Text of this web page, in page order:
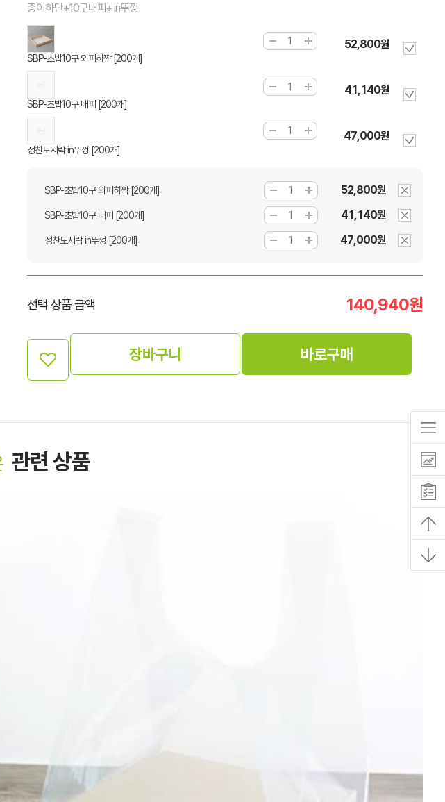
종이하단+10구내피+ in뚜껑
SBP-초밥10구 외피하짝 [200개]
52,800원
SBP-초밥10구 내피 [200개]
41,140원
정찬도시락 in뚜껑 [200개]
47,000원
SBP-초밥10구 외피하짝 [200개] 52,800원
SBP-초밥10구 내피 [200개] 41,140원
정찬도시락 in뚜껑 [200개] 47,000원
선택 상품 금액 140,940원
장바구니 바로구매
관련 상품